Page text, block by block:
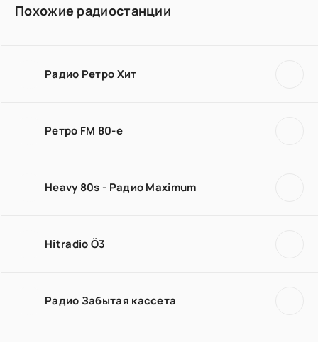
Похожие радиостанции
Радио Ретро Хит
Ретро FM 80-е
Heavy 80s - Радио Maximum
Hitradio Ö3
Радио Забытая кассета